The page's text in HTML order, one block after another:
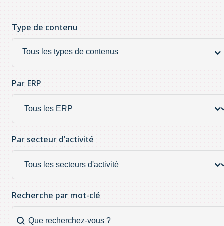
Type de contenu
contenu
Par ERP
Par secteur d'activité
secteur
d'activité
Recherche par mot-clé